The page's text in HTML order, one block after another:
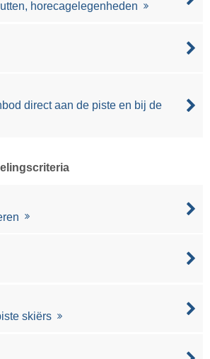
horecagelegenheden
direct aan de piste en bij de
skiërs